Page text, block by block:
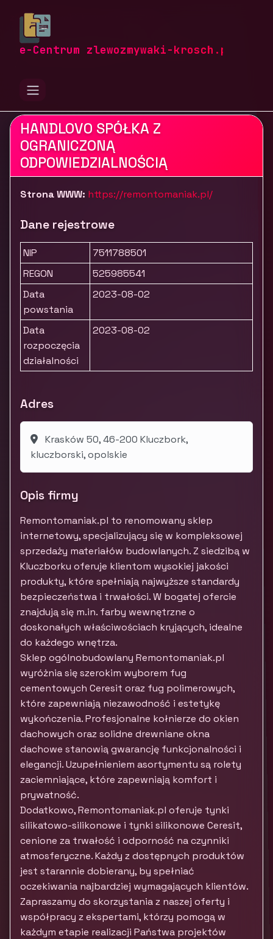
e-Centrum zlewozmywaki-krosch.pl
zlewozmywaki-krosch.pl
Budownictwo i nieruchomości
Materiały konstrukcyjne i instalacyjne
HANDLOVO SPÓŁKA Z
OGRANICZONĄ
ODPOWIEDZIALNOŚCIĄ
Strona WWW: https://remontomaniak.pl/
Dane rejestrowe
NIP
7511788501
REGON
525985541
Data
powstania
2023-08-02
Data
rozpoczęcia
działalności
2023-08-02
Adres
Krasków 50, 46-200 Kluczbork,
kluczborski, opolskie
Opis firmy
Remontomaniak.pl to renomowany sklep
internetowy, specjalizujący się w kompleksowej
sprzedaży materiałów budowlanych. Z siedzibą w
Kluczborku oferuje klientom wysokiej jakości
produkty, które spełniają najwyższe standardy
bezpieczeństwa i trwałości. W bogatej ofercie
znajdują się m.in. farby wewnętrzne o
doskonałych właściwościach kryjących, idealne
do każdego wnętrza.
Sklep ogólnobudowlany Remontomaniak.pl
wyróżnia się szerokim wyborem fug
cementowych Ceresit oraz fug polimerowych,
które zapewniają niezawodność i estetykę
wykończenia. Profesjonalne kołnierze do okien
dachowych oraz solidne drewniane okna
dachowe stanowią gwarancję funkcjonalności i
elegancji. Uzupełnieniem asortymentu są rolety
zaciemniające, które zapewniają komfort i
prywatność.
Dodatkowo, Remontomaniak.pl oferuje tynki
silikatowo-silikonowe i tynki silikonowe Ceresit,
cenione za trwałość i odporność na czynniki
atmosferyczne. Każdy z dostępnych produktów
jest starannie dobierany, by spełniać
oczekiwania najbardziej wymagających klientów.
Zapraszamy do skorzystania z naszej oferty i
współpracy z ekspertami, którzy pomogą w
każdym etapie realizacji Państwa projektów